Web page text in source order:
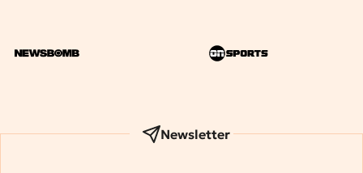
Newsletter